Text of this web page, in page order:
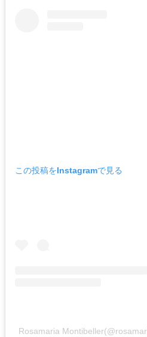
この投稿をInstagramで見る
Rosamaria